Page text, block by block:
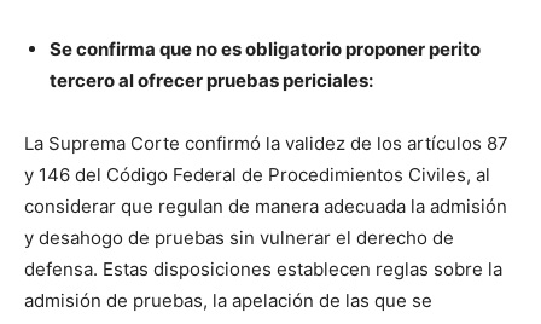
Se confirma que no es obligatorio proponer perito
tercero al ofrecer pruebas periciales:
La Suprema Corte confirmó la validez de los artículos 87
y 146 del Código Federal de Procedimientos Civiles, al
considerar que regulan de manera adecuada la admisión
y desahogo de pruebas sin vulnerar el derecho de
defensa. Estas disposiciones establecen reglas sobre la
admisión de pruebas, la apelación de las que se